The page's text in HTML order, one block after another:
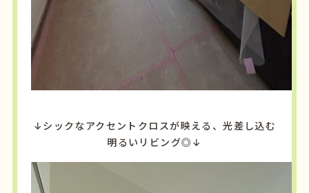
↓シックなアクセントクロスが映える、光差し込む
明るいリビング◎↓